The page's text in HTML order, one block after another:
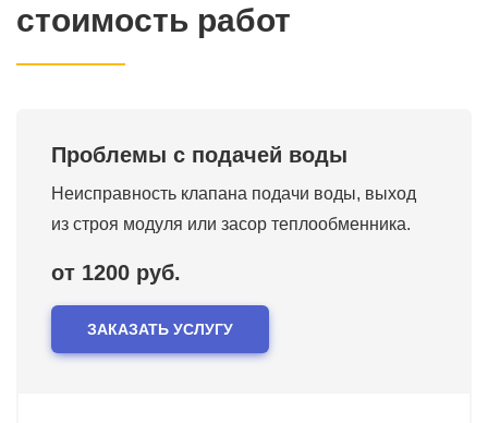
стоимость работ
Проблемы с подачей воды
Неисправность клапана подачи воды, выход
из строя модуля или засор теплообменника.
от 1200 руб.
ЗАКАЗАТЬ УСЛУГУ